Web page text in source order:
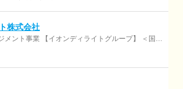
株式会社
ライトグループ】 ＜国内
トセキュリティ株式会社 ・イオンディライトアカ
式会社 ・イオンコンパス株式会社 ・株式会社白
開あり